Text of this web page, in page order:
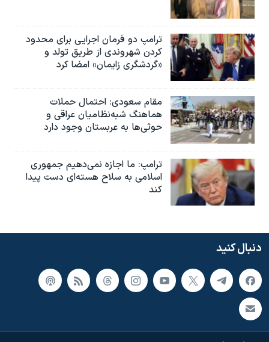
ترامپ دو فرمان اجرایی برای محدود
کردن شهروندی از طریق تولد و
«گردشگری زایمان» امضا کرد
مقام سعودی: احتمال حملات
هماهنگ شبه‌نظامیان عراقی و
حوثی‌ها به عربستان وجود دارد
ترامپ: ما اجازه نمی‌دهیم جمهوری
اسلامی به سلاح هسته‌ای دست پیدا
کند
دنبال کنید